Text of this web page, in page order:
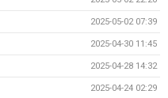
2025-05-02 07:39
2025-04-30 11:45
2025-04-28 14:32
2025-04-24 02:29